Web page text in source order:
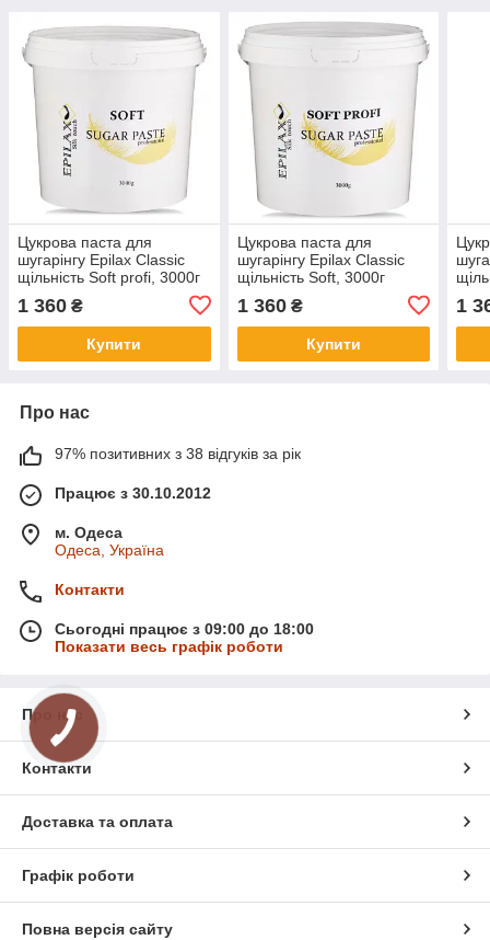
Цукрова паста для
шугарінгу Epilax Classic
щільність Soft profi, 3000г
1 360 ₴
Купити
Цукрова паста для
шугарінгу Epilax Classic
щільність Soft, 3000г
1 360₴
Купити
1
Про нас
97% позитивних з 38 відгуків за рік
Працює з 30.10.2012
м. Одеса
Одеса, Україна
Контакти
Сьогодні працює з 09:00 до 18:00
Показати весь графік роботи
Про нас
Контакти
Доставка та оплата
Графік роботи
Повна версія сайту